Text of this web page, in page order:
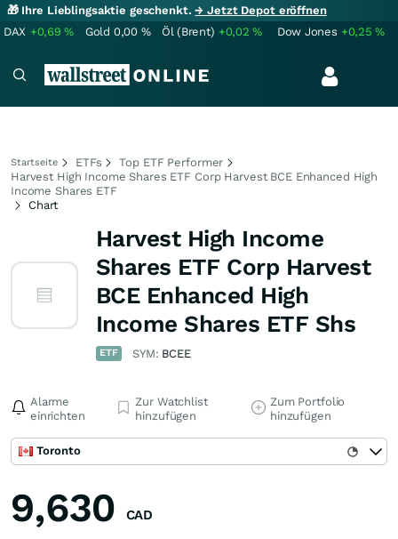
🎁 Ihre Lieblingsaktie geschenkt.→ Jetzt Depot eröffnen
DAX +0,69% Gold 0,00 % Öl (Brent) +0,02% Dow Jones +0,25%
Startseite ETFs
Top ETF Performer
Harvest High Income Shares ETF Corp Harvest BCE Enhanced High
Income Shares ETF
Chart
Harvest High Income
Shares ETF Corp Harvest
BCE Enhanced High
Income Shares ETF Shs
ETF SYM: BCEE
Alarme
einrichten
Zur Watchlist
hinzufügen
Zum Portfolio
hinzufügen
Toronto
9,630 CAD